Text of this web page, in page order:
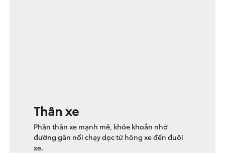
Thân xe
Phần thân xe mạnh mẽ, khỏe khoắn nhờ
đường gân nổi chạy dọc từ hông xe đến đuôi
xe.